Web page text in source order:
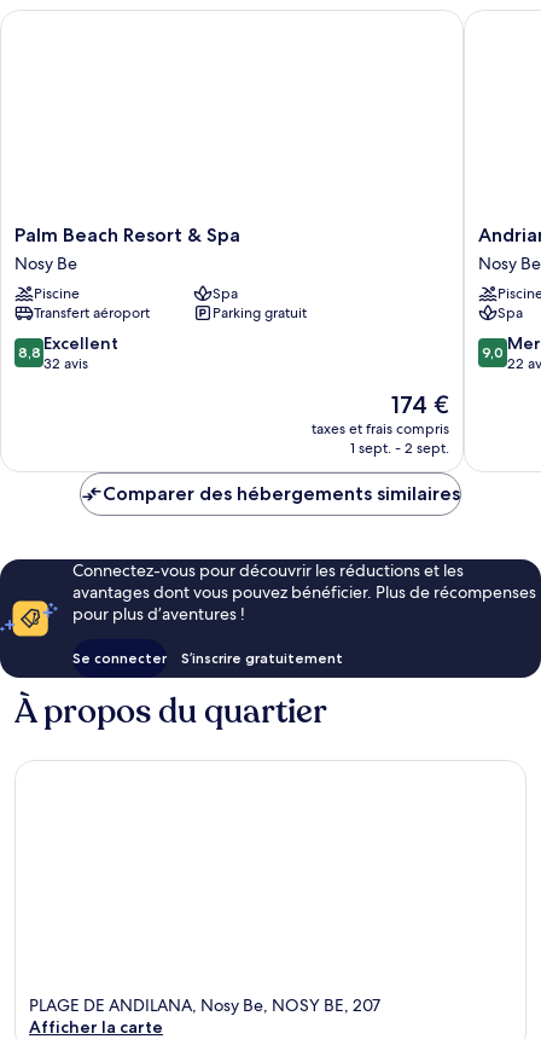
grands
lits
Chambre
Palm
Beach
Resort
&
Spa
Nosy
Be
Palm Beach Resort & Spa
Nosy Be
Piscine
Spa
Transfert aéroport
Parking gratuit
8.8
sur
8,8 Excellent
32 avis
Le
nouveau
prix
de
174 €
taxes et frais compris
1 sept. - 2 sept.
Palm Beach Resort & Spa
Resort
&
Spa
Nosy
Be
Nosy Be
Spa
9.0
sur
9,0
22
Comparer des hébergements similaires
Connectez-vous pour découvrir les réductions et les
avantages dont vous pouvez bénéficier. Plus de récompenses
pour plus d’aventures !
Se connecter S’inscrire gratuitement
À propos du quartier
PLAGE DE ANDILANA, Nosy Be, NOSY BE, 207
Afficher la carte